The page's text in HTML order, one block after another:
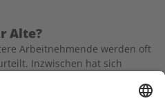
Alte?
Arbeitnehmende werden oft
Inzwischen hat sich
Dennoch bleiben ihnen im